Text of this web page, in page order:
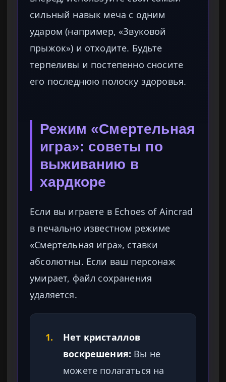
сильный навык меча с одним
ударом (например, «Звуковой
прыжок») и отходите. Будьте
терпеливы и постепенно сносите
его последнюю полоску здоровья.
Режим «Смертельная
игра»: советы по
выживанию в
хардкоре
Если вы играете в Echoes of Aincrad
в печально известном режиме
«Смертельная игра», ставки
абсолютны. Если ваш персонаж
умирает, файл сохранения
удаляется.
1.
Нет кристаллов
воскрешения: Вы не
можете полагаться на